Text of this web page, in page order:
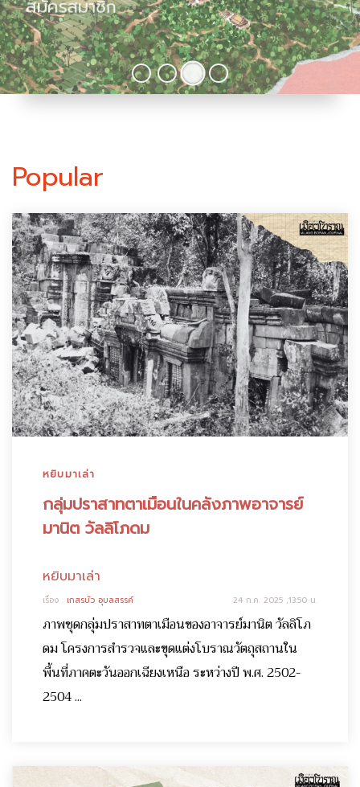
สมัครสมาชิก
Popular
หยิบมาเล่า
กลุ่มปราสาทตาเมือนในคลังภาพอาจารย์
มานิต วัลลิโภดม
หยิบมาเล่า
เรื่อง : เกสรบัว อุบลสรรค์ 24 ก.ค. 2025 ,13:50 น.
ภาพชุดกลุ่มปราสาทตาเมือนของอาจารย์มานิต วัลลิโภ
ดม โครงการสำรวจและขุดแต่งโบราณวัตถุสถานใน
พื้นที่ภาคตะวันออกเฉียงเหนือ ระหว่างปี พ.ศ. 2502-
2504 ...